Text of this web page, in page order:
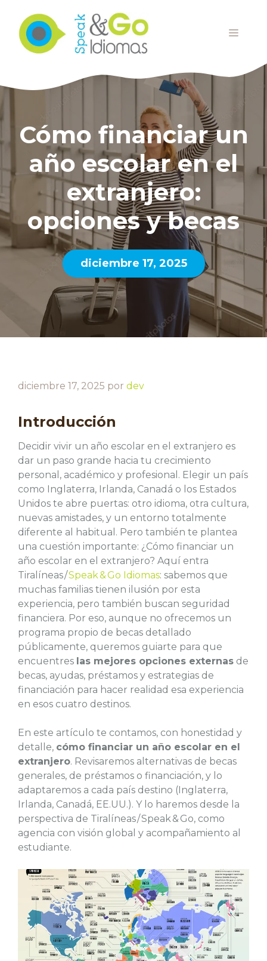
contenido
MENÚ
Cómo financiar un
año escolar en el
extranjero:
opciones y becas
diciembre 17, 2025
diciembre 17, 2025 por dev
Introducción
Decidir vivir un año escolar en el extranjero es
dar un paso grande hacia tu crecimiento
personal, académico y profesional. Elegir un país
como Inglaterra, Irlanda, Canadá o los Estados
Unidos te abre puertas: otro idioma, otra cultura,
nuevas amistades, y un entorno totalmente
diferente al habitual. Pero también te plantea
una cuestión importante: ¿Cómo financiar un
año escolar en el extranjero? Aquí entra
Tiralíneas /Speak & Go Idiomas: sabemos que
muchas familias tienen ilusión por esta
experiencia, pero también buscan seguridad
financiera. Por eso, aunque no ofrecemos un
programa propio de becas detallado
públicamente, queremos guiarte para que
encuentres las mejores opciones externas de
becas, ayudas, préstamos y estrategias de
financiación para hacer realidad esa experiencia
en esos cuatro destinos.
En este artículo te contamos, con honestidad y
detalle, cómo financiar un año escolar en el
extranjero. Revisaremos alternativas de becas
generales, de préstamos o financiación, y lo
adaptaremos a cada país destino (Inglaterra,
Irlanda, Canadá, EE.UU.). Y lo haremos desde la
perspectiva de Tiralíneas / Speak & Go, como
agencia con visión global y acompañamiento al
estudiante.